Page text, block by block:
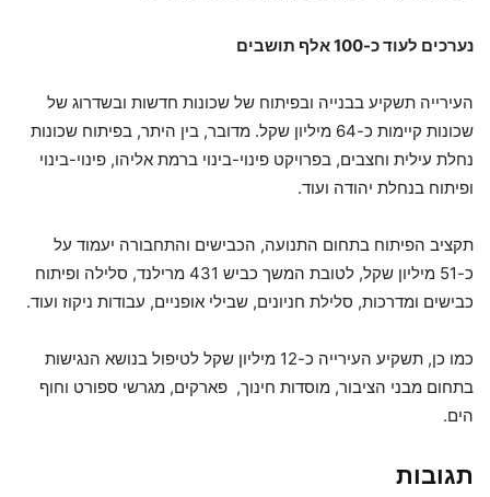
נערכים לעוד כ-100 אלף תושבים
העירייה תשקיע בבנייה ובפיתוח של שכונות חדשות ובשדרוג של
שכונות קיימות כ-64 מיליון שקל. מדובר, בין היתר, בפיתוח שכונות
נחלת עילית וחצבים, בפרויקט פינוי-בינוי ברמת אליהו, פינוי-בינוי
ופיתוח בנחלת יהודה ועוד.
תקציב הפיתוח בתחום התנועה, הכבישים והתחבורה יעמוד על
כ-51 מיליון שקל, לטובת המשך כביש 431 מרילנד, סלילה ופיתוח
כבישים ומדרכות, סלילת חניונים, שבילי אופניים, עבודות ניקוז ועוד.
​כמו כן, תשקיע העירייה כ-12 מיליון שקל לטיפול בנושא הנגישות
בתחום מבני הציבור, מוסדות חינוך, פארקים, מגרשי ספורט וחוף
הים.
תגובות